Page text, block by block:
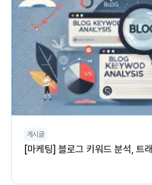
게시글
[마케팅] 블로그 키워드 분석, 트